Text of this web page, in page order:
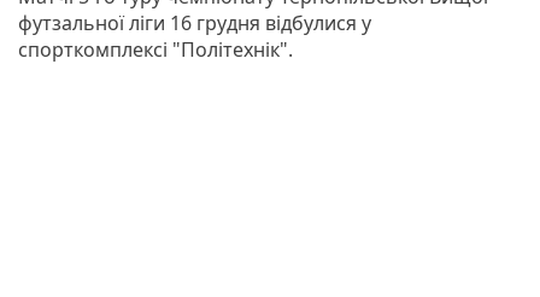
футзальної ліги 16 грудня відбулися у
спорткомплексі "Політехнік".